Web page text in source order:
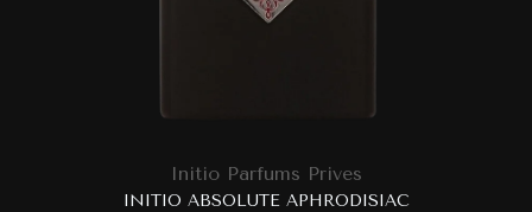
Initio Parfums Prives
INITIO ABSOLUTE APHRODISIAC